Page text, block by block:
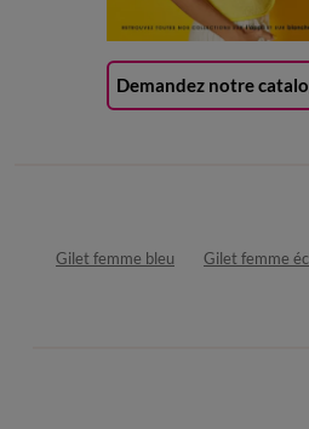
Demandez notre
Gilet femme bleu Gilet femme